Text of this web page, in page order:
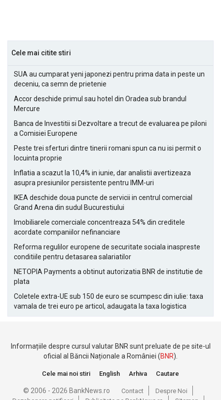
Cele mai citite stiri
SUA au cumparat yeni japonezi pentru prima data in peste un
deceniu, ca semn de prietenie
Accor deschide primul sau hotel din Oradea sub brandul
Mercure
Banca de Investitii si Dezvoltare a trecut de evaluarea pe piloni
a Comisiei Europene
Peste trei sferturi dintre tinerii romani spun ca nu isi permit o
locuinta proprie
Inflatia a scazut la 10,4% in iunie, dar analistii avertizeaza
asupra presiunilor persistente pentru IMM-uri
IKEA deschide doua puncte de servicii in centrul comercial
Grand Arena din sudul Bucurestiului
Imobiliarele comerciale concentreaza 54% din creditele
acordate companiilor nefinanciare
Reforma regulilor europene de securitate sociala inaspreste
conditiile pentru detasarea salariatilor
NETOPIA Payments a obtinut autorizatia BNR de institutie de
plata
Coletele extra-UE sub 150 de euro se scumpesc din iulie: taxa
vamala de trei euro pe articol, adaugata la taxa logistica
Informațiile despre cursul valutar BNR sunt preluate de pe site-ul
oficial al Băncii Naționale a României (BNR).
Cele mai noi stiri English Arhiva Cautare
© 2006 - 2026 BankNews.ro Contact
Despre Noi